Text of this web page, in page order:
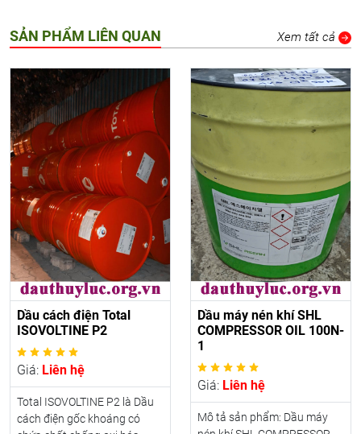
SẢN PHẨM LIÊN QUAN Xem tất cả
Dầu cách điện Total
ISOVOLTINE P2
Giá: Liên hệ
Total ISOVOLTINE P2 là Dầu
cách điện gốc khoáng có
Dầu máy nén khí SHL
COMPRESSOR OIL 100N-
1
Giá: Liên hệ
Mô tả sản phẩm: Dầu máy